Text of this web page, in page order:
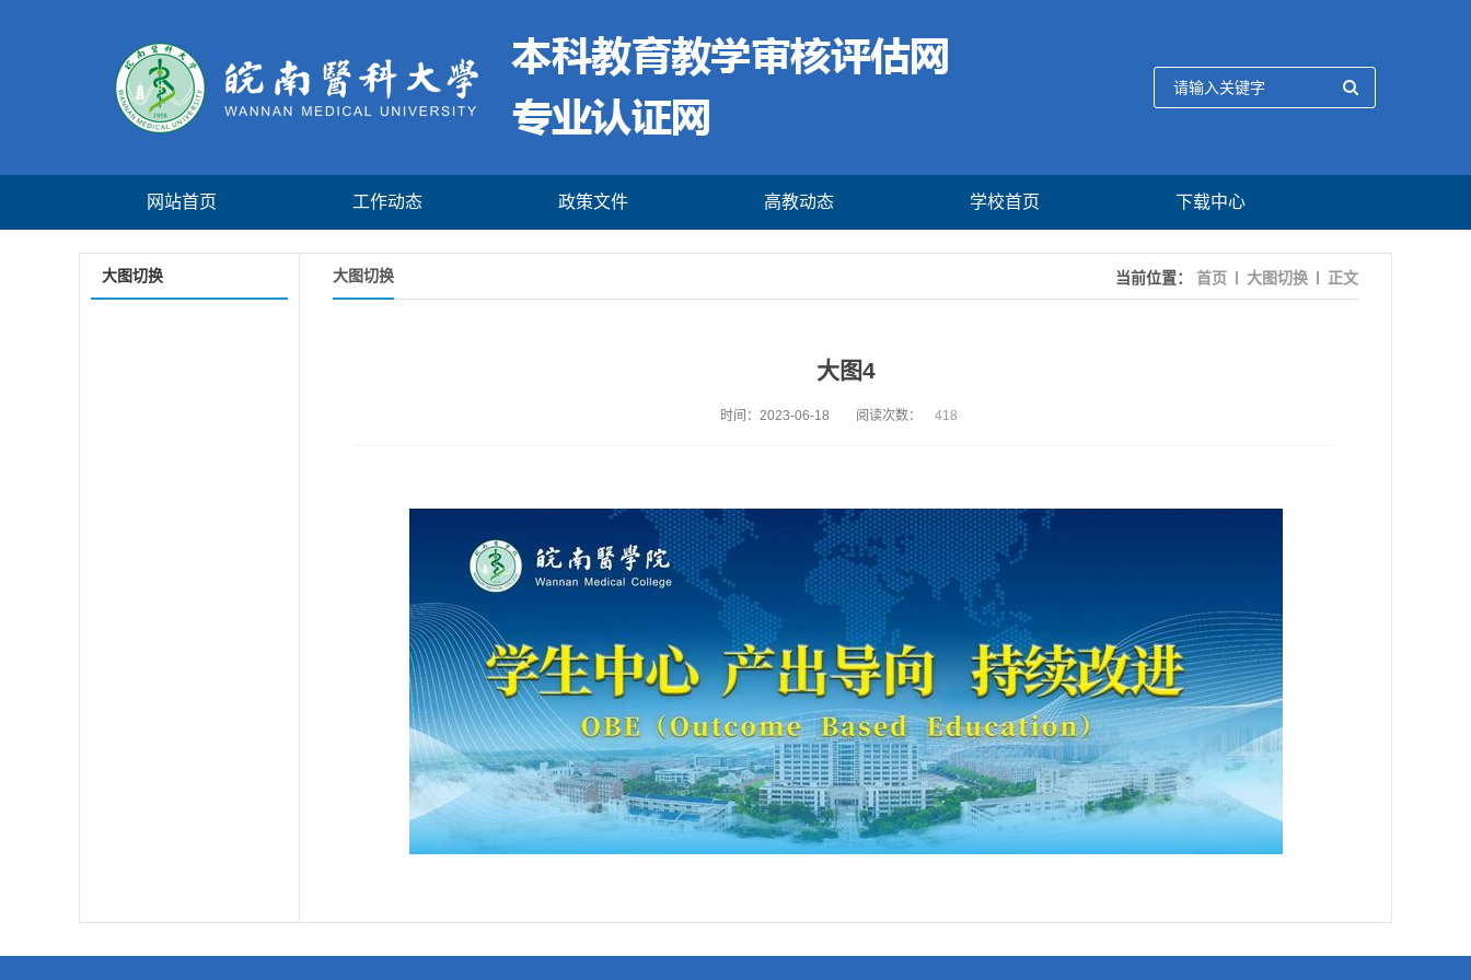
网站首页 工作动态 政策文件 高教动态 学校首页 下载中心
大图切换 大图切换 当前位置： 首页 大图切换 正文
大图4
时间：2023-06-18 阅读次数： 418